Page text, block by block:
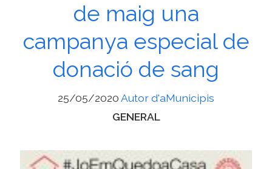
de maig una
campanya especial de
donació de sang
25/05/2020Autor d'aMunicipis
Categories
GENERAL